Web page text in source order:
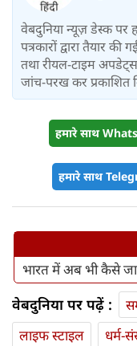
वेबदुनिया न्यूज़ डेस्क पर
पत्रकारों द्वारा तैयार की
तथा रीयल-टाइम अपडेट्स
जांच-परख कर प्रकाशित
हमारे साथ
हमारे साथ
भारत में अब भी कैसे
वेबदुनिया पर पढ़ें :
लाइफ स्‍टाइल
धर्म-